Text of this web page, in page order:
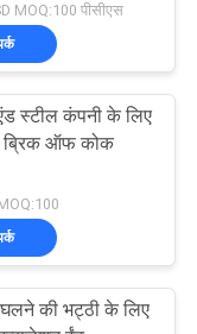
61
29
MOQ:100 पीसीएस
स्टील कंपनी के लिए
ब्रिक ऑफ कोक
की भट्ठी के लिए